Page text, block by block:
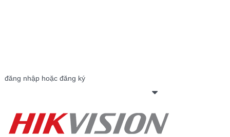
đăng nhập hoặc đăng ký